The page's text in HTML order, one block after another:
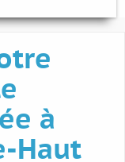
à
Haut